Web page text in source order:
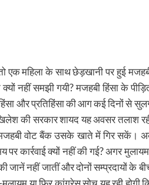
एक महिला के साथ छेड़खानी पर हुई
नहीं समझी गयी? मजहबी हिंसा के
हिंसा और प्रतिहिंसा की आग कई दिनों से
की सरकार शायद यह अवसर तलाश
मजहबी वोट बैंक उसके खाते में गिर सकें।
कार्रवाई क्यों नहीं की गई? अगर
जानें नहीं जातीं और दोनों सम्प्रदायों के